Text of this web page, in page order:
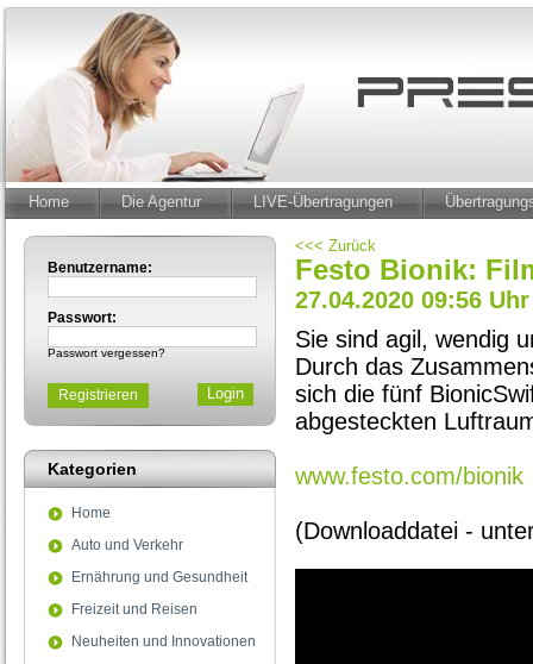
Home Die Agentur LIVE-Übertragungen
Benutzername:
Passwort:
Passwort vergessen?
Registrieren
Kategorien
Home
Auto und Verkehr
Ernährung und Gesundheit
Freizeit und Reisen
Neuheiten und Innovationen
<<< Zurück
Festo Bionik:
27.04.2020 09:56 Uhr
Sie sind agil, wendig
Durch das
sich die fünf
abgesteckten
www.festo.com/bionik
(Downloaddatei -